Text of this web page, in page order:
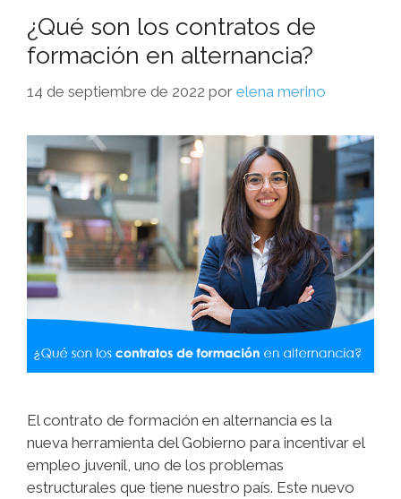
¿Qué son los contratos de
formación en alternancia?
14 de septiembre de 2022 por elena merino
El contrato de formación en alternancia es la
nueva herramienta del Gobierno para incentivar el
empleo juvenil, uno de los problemas
estructurales que tiene nuestro país. Este nuevo